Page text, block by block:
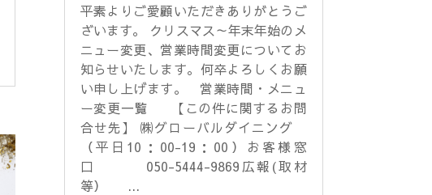
平素よりご愛顧いただきありがとうご
ざいます。 クリスマス～年末年始のメ
ニュー変更、営業時間変更についてお
知らせいたします。何卒よろしくお願
い申し上げます。 営業時間・メニュ
ー変更一覧 【この件に関するお問
合せ先】 ㈱グローバルダイニング
（平日10：00-19：00）お客様窓
口 050-5444-9869広報(取材
等） ...